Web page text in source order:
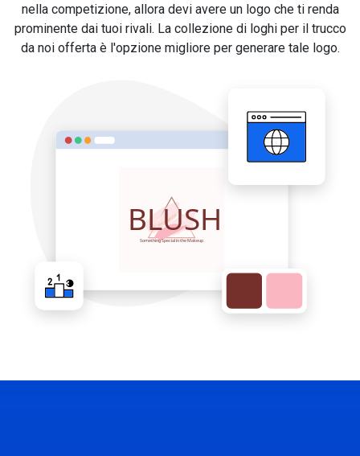
nella competizione, allora devi avere un logo che ti renda
prominente dai tuoi rivali. La collezione di loghi per il trucco
da noi offerta è l'opzione migliore per generare tale logo.